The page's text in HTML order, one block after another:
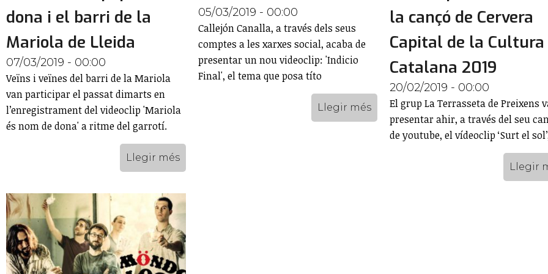
dona i el barri de la
Mariola de Lleida
07/03/2019 - 00:00
Veïns i veïnes del barri de la Mariola
van participar el passat dimarts en
l’enregistrament del videoclip 'Mariola
és nom de dona' a ritme del garrotí.
Llegir més
05/03/2019 - 00:00
Callejón Canalla, a través dels seus
comptes a les xarxes social, acaba de
presentar un nou videoclip: 'Indicio
Final', el tema que posa títo
Llegir més
la cançó de Cervera
Capital de la Cultura
Catalana 2019
20/02/2019 - 00:00
El grup La Terrasseta de Preixens
presentar ahir, a través del seu
de youtube, el vídeoclip ‘Surt el
Llegir